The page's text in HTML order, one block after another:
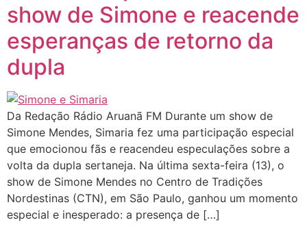
show de Simone e reacende
esperanças de retorno da
dupla
Da Redação Rádio Aruanã FM Durante um show de
Simone Mendes, Simaria fez uma participação especial
que emocionou fãs e reacendeu especulações sobre a
volta da dupla sertaneja. Na última sexta-feira (13), o
show de Simone Mendes no Centro de Tradições
Nordestinas (CTN), em São Paulo, ganhou um momento
especial e inesperado: a presença de […]